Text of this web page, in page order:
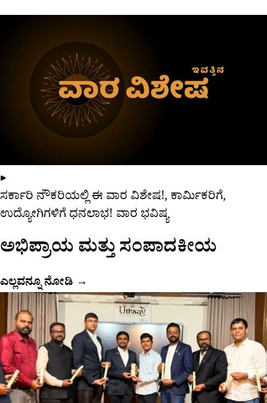
▶
ಸರ್ಕಾರಿ ನೌಕರಿಯಲ್ಲಿ ಈ ವಾರ ವಿಶೇಷ!, ಕಾರ್ಮಿಕರಿಗೆ,
ಉದ್ಯೋಗಿಗಳಿಗೆ ಧನಲಾಭ! ವಾರ ಭವಿಷ್ಯ
ಅಭಿಪ್ರಾಯ ಮತ್ತು ಸಂಪಾದಕೀಯ
ಎಲ್ಲವನ್ನೂ ನೋಡಿ →